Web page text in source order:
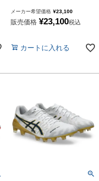
メーカー希望価格 ¥23,100
販売価格 ¥23,100税込
カートに入れる